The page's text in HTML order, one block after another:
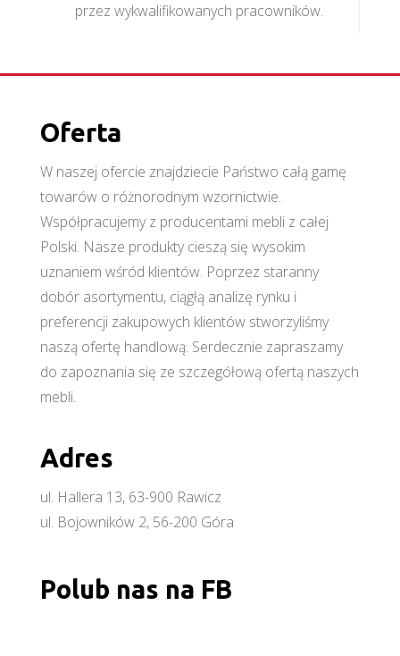
przez wykwalifikowanych pracowników.
Oferta
W naszej ofercie znajdziecie Państwo całą gamę
towarów o różnorodnym wzornictwie.
Współpracujemy z producentami mebli z całej
Polski. Nasze produkty cieszą się wysokim
uznaniem wśród klientów. Poprzez staranny
dobór asortymentu, ciągłą analizę rynku i
preferencji zakupowych klientów stworzyliśmy
naszą ofertę handlową. Serdecznie zapraszamy
do zapoznania się ze szczegółową ofertą naszych
mebli.
Adres
ul. Hallera 13, 63-900 Rawicz
ul. Bojowników 2, 56-200 Góra
Polub nas na FB